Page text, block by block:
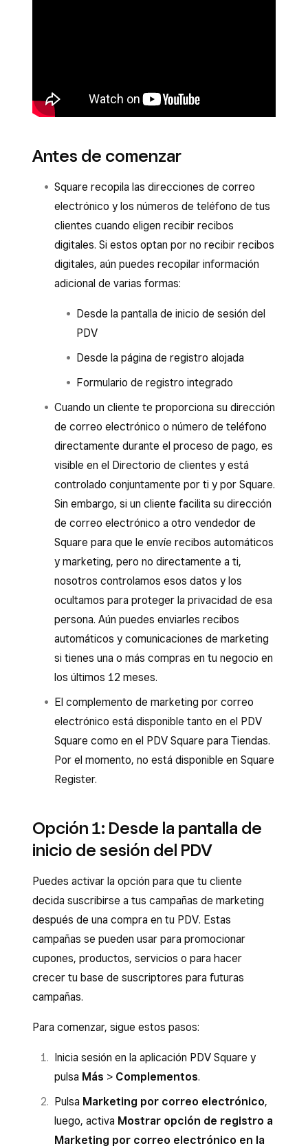
Antes de comenzar
Square recopila las direcciones de correo
electrónico y los números de teléfono de tus
clientes cuando eligen recibir recibos
digitales. Si estos optan por no recibir recibos
digitales, aún puedes recopilar información
adicional de varias formas:
Desde la pantalla de inicio de sesión del
PDV
Desde la página de registro alojada
Formulario de registro integrado
Cuando un cliente te proporciona su dirección
de correo electrónico o número de teléfono
directamente durante el proceso de pago, es
visible en el Directorio de clientes y está
controlado conjuntamente por ti y por Square.
Sin embargo, si un cliente facilita su dirección
de correo electrónico a otro vendedor de
Square para que le envíe recibos automáticos
y marketing, pero no directamente a ti,
nosotros controlamos esos datos y los
ocultamos para proteger la privacidad de esa
persona. Aún puedes enviarles recibos
automáticos y comunicaciones de marketing
si tienes una o más compras en tu negocio en
los últimos 12 meses.
El complemento de marketing por correo
electrónico está disponible tanto en el PDV
Square como en el PDV Square para Tiendas.
Por el momento, no está disponible en Square
Register.
Opción 1: Desde la pantalla de
inicio de sesión del PDV
Puedes activar la opción para que tu cliente
decida suscribirse a tus campañas de marketing
después de una compra en tu PDV. Estas
campañas se pueden usar para promocionar
cupones, productos, servicios o para hacer
crecer tu base de suscriptores para futuras
campañas.
Para comenzar, sigue estos pasos:
Inicia sesión en la aplicación PDV Square y
pulsa Más > Complementos.
Pulsa Marketing por correo electrónico,
luego, activa Mostrar opción de registro a
Marketing por correo electrónico en la